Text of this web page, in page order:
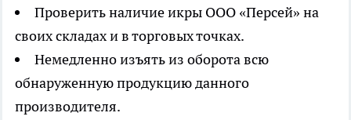
Проверить наличие икры ООО «Персей» на
своих складах и в торговых точках.
Немедленно изъять из оборота всю
обнаруженную продукцию данного
производителя.